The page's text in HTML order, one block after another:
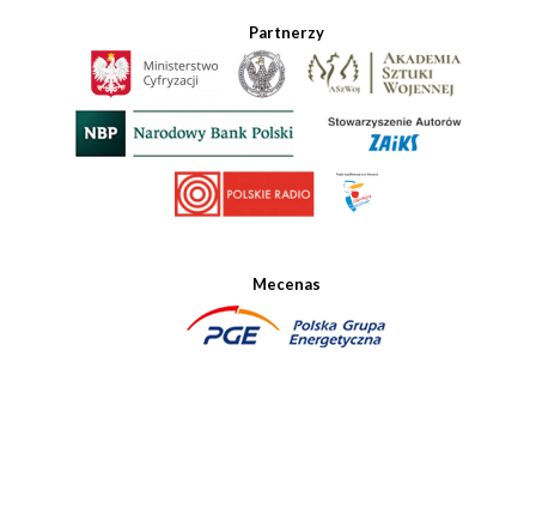
Partnerzy
Mecenas